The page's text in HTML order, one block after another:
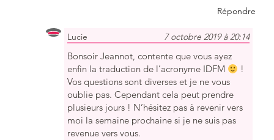
Répondre
Lucie 7 octobre 2019 à 20:14
Bonsoir Jeannot, contente que vous ayez
enfin la traduction de l’acronyme IDFM
!
Vos questions sont diverses et je ne vous
oublie pas. Cependant cela peut prendre
plusieurs jours ! N’hésitez pas à revenir vers
moi la semaine prochaine si je ne suis pas
revenue vers vous.